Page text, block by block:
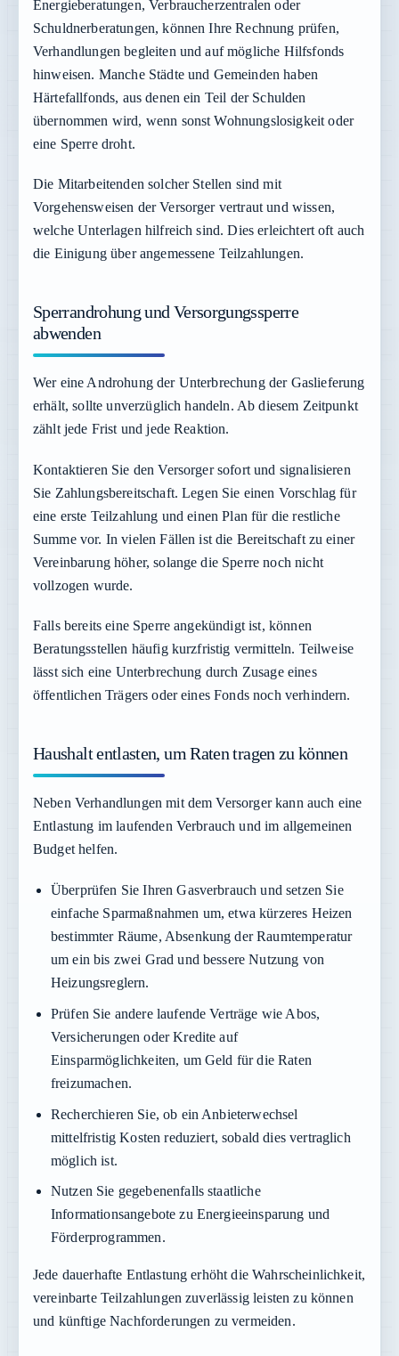
Energieberatungen, Verbraucherzentralen oder
Schuldnerberatungen, können Ihre Rechnung prüfen,
Verhandlungen begleiten und auf mögliche Hilfsfonds
hinweisen. Manche Städte und Gemeinden haben
Härtefallfonds, aus denen ein Teil der Schulden
übernommen wird, wenn sonst Wohnungslosigkeit oder
eine Sperre droht.
Die Mitarbeitenden solcher Stellen sind mit
Vorgehensweisen der Versorger vertraut und wissen,
welche Unterlagen hilfreich sind. Dies erleichtert oft auch
die Einigung über angemessene Teilzahlungen.
Sperrandrohung und Versorgungssperre
abwenden
Wer eine Androhung der Unterbrechung der Gaslieferung
erhält, sollte unverzüglich handeln. Ab diesem Zeitpunkt
zählt jede Frist und jede Reaktion.
Kontaktieren Sie den Versorger sofort und signalisieren
Sie Zahlungsbereitschaft. Legen Sie einen Vorschlag für
eine erste Teilzahlung und einen Plan für die restliche
Summe vor. In vielen Fällen ist die Bereitschaft zu einer
Vereinbarung höher, solange die Sperre noch nicht
vollzogen wurde.
Falls bereits eine Sperre angekündigt ist, können
Beratungsstellen häufig kurzfristig vermitteln. Teilweise
lässt sich eine Unterbrechung durch Zusage eines
öffentlichen Trägers oder eines Fonds noch verhindern.
Haushalt entlasten, um Raten tragen zu können
Neben Verhandlungen mit dem Versorger kann auch eine
Entlastung im laufenden Verbrauch und im allgemeinen
Budget helfen.
Überprüfen Sie Ihren Gasverbrauch und setzen Sie
einfache Sparmaßnahmen um, etwa kürzeres Heizen
bestimmter Räume, Absenkung der Raumtemperatur
um ein bis zwei Grad und bessere Nutzung von
Heizungsreglern.
Prüfen Sie andere laufende Verträge wie Abos,
Versicherungen oder Kredite auf
Einsparmöglichkeiten, um Geld für die Raten
freizumachen.
Recherchieren Sie, ob ein Anbieterwechsel
mittelfristig Kosten reduziert, sobald dies vertraglich
möglich ist.
Nutzen Sie gegebenenfalls staatliche
Informationsangebote zu Energieeinsparung und
Förderprogrammen.
Jede dauerhafte Entlastung erhöht die Wahrscheinlichkeit,
vereinbarte Teilzahlungen zuverlässig leisten zu können
und künftige Nachforderungen zu vermeiden.